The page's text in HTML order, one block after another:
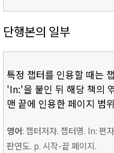
단행본의 일부
특정 챕터를 인용할 때는
'In:'을 붙인 뒤 해당 책의
맨 끝에 인용한 페이지 범
영어: 챕터저자. 챕터명. In: 편
판연도. p. 시작-끝 페이지.